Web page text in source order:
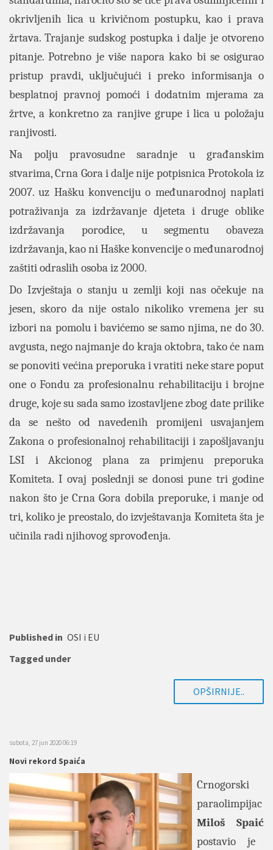
okrivljenih lica u krivičnom postupku, kao i prava
žrtava. Trajanje sudskog postupka i dalje je otvoreno
pitanje. Potrebno je više napora kako bi se osigurao
pristup pravdi, uključujući i preko informisanja o
besplatnoj pravnoj pomoći i dodatnim mjerama za
žrtve, a konkretno za ranjive grupe i lica u položaju
ranjivosti.
Na polju pravosudne saradnje u građanskim
stvarima, Crna Gora i dalje nije potpisnica Protokola iz
2007. uz Hašku konvenciju o međunarodnoj naplati
potraživanja za izdržavanje djeteta i druge oblike
izdržavanja porodice, u segmentu obaveza
izdržavanja, kao ni Haške konvencije o međunarodnoj
zaštiti odraslih osoba iz 2000.
Do Izvještaja o stanju u zemlji koji nas očekuje na
jesen, skoro da nije ostalo nikoliko vremena jer su
izbori na pomolu i bavićemo se samo njima, ne do 30.
avgusta, nego najmanje do kraja oktobra, tako će nam
se ponoviti većina preporuka i vratiti neke stare poput
one o Fondu za profesionalnu rehabilitaciju i brojne
druge, koje su sada samo izostavljene zbog date prilike
da se nešto od navedenih promijeni usvajanjem
Zakona o profesionalnoj rehabilitaciji i zapošljavanju
LSI i Akcionog plana za primjenu preporuka
Komiteta. I ovaj poslednji se donosi pune tri godine
nakon što je Crna Gora dobila preporuke, i manje od
tri, koliko je preostalo, do izvještavanja Komiteta šta je
učinila radi njihovog sprovođenja.
Published in OSI i EU
Tagged under
OPŠIRNIJE..
subota, 27 jun 2020 06:19
Novi rekord Spaića
Crnogorski
paraolimpijac
Miloš Spaić
postavio je